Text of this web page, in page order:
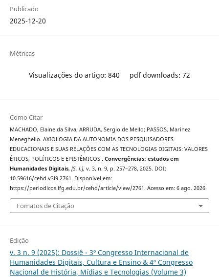
Publicado
2025-12-20
Métricas
Visualizações do artigo: 840 pdf downloads: 72
Como Citar
MACHADO, Elaine da Silva; ARRUDA, Sergio de Mello; PASSOS, Marinez
Meneghello. AXIOLOGIA DA AUTONOMIA DOS PESQUISADORES
EDUCACIONAIS E SUAS RELAÇÕES COM AS TECNOLOGIAS DIGITAIS: VALORES
ÉTICOS, POLÍTICOS E EPISTÊMICOS . Convergências: estudos em
Humanidades Digitais, [S. l.], v. 3, n. 9, p. 257–278, 2025. DOI:
10.59616/cehd.v3i9.2761. Disponível em:
https://periodicos.ifg.edu.br/cehd/article/view/2761. Acesso em: 6 ago. 2026.
Fomatos de Citação
Edição
v. 3 n. 9 (2025): Dossiê - 3º Congresso Internacional de
Humanidades Digitais, Cultura e Ensino & 4º Congresso
Nacional de História, Mídias e Tecnologias (Volume 3)